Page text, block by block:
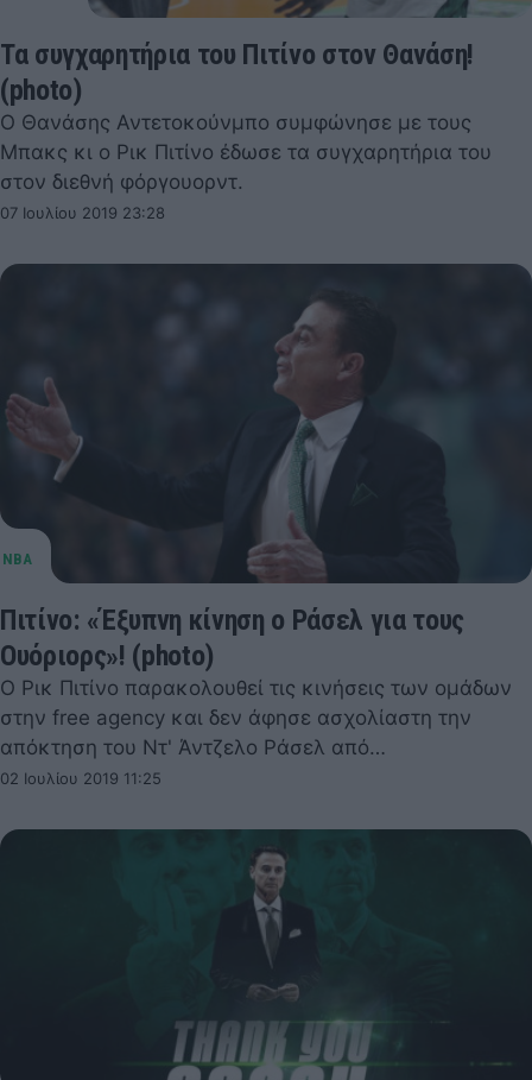
Τα συγχαρητήρια του Πιτίνο στον Θανάση!
(photo)
Ο Θανάσης Αντετοκούνμπο συμφώνησε με τους
Μπακς κι ο Ρικ Πιτίνο έδωσε τα συγχαρητήρια του
στον διεθνή φόργουορντ.
07 Ιουλίου 2019 23:28
Πιτίνο: «Έξυπνη κίνηση ο Ράσελ για τους
Ουόριορς»! (photo)
Ο Ρικ Πιτίνο παρακολουθεί τις κινήσεις των ομάδων
στην free agency και δεν άφησε ασχολίαστη την
απόκτηση του Ντ' Άντζελο Ράσελ από…
02 Ιουλίου 2019 11:25